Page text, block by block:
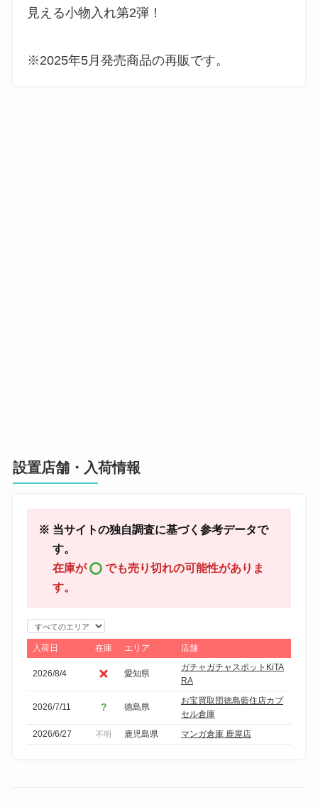
見える小物入れ第2弾！
※2025年5月発売商品の再販です。
設置店舗・入荷情報
※ 当サイトの独自調査に基づく参考データで
す。
在庫が
でも売り切れの可能性がありま
す。
エ
リ
ア
で
り
込
入荷日 在庫 エリア 店舗
2026/8/4 愛知県
ガチャガチャスポットKiTA
RA
2026/7/11 徳島県
お宝買取団徳島藍住店カプ
セル倉庫
2026/6/27
不明 鹿児島県 マンガ倉庫 鹿屋店